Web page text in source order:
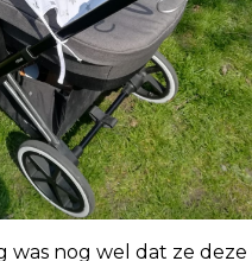
was nog wel dat ze